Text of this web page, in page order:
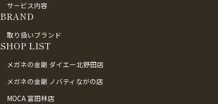
サービス内容
BRAND
取り扱いブランド
SHOP LIST
メガネの金剛 ダイエー北野田店
メガネの金剛 ノバティながの店
MOCA 富田林店